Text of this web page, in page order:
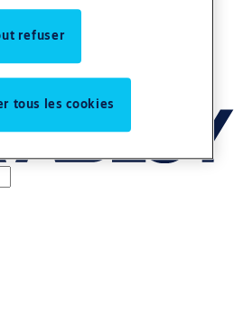
refuser
tous les cookies